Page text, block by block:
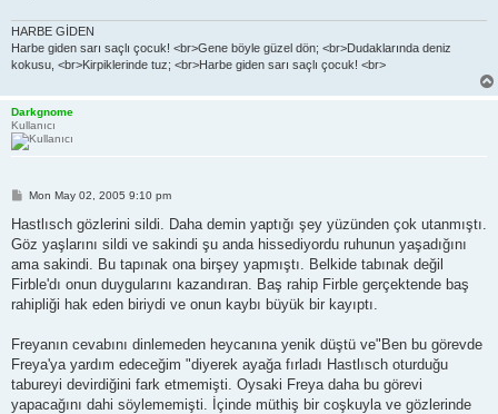
HARBE GİDEN
Harbe giden sarı saçlı çocuk! <br>Gene böyle güzel dön; <br>Dudaklarında deniz
kokusu, <br>Kirpiklerinde tuz; <br>Harbe giden sarı saçlı çocuk! <br>
Darkgnome
Kullanıcı
P
s
Mon May 02, 2005 9:10 pm
Hastlısch gözlerini sildi. Daha demin yaptığı şey yüzünden çok utanmıştı.
Göz yaşlarını sildi ve sakindi şu anda hissediyordu ruhunun yaşadığını
ama sakindi. Bu tapınak ona birşey yapmıştı. Belkide tabınak değil
Firble'dı onun duygularını kazandıran. Baş rahip Firble gerçektende baş
rahipliği hak eden biriydi ve onun kaybı büyük bir kayıptı.
Freyanın cevabını dinlemeden heycanına yenik düştü ve"Ben bu görevde
Freya'ya yardım edeceğim "diyerek ayağa fırladı Hastlısch oturduğu
tabureyi devirdiğini fark etmemişti. Oysaki Freya daha bu görevi
yapacağını dahi söylememişti. İçinde müthiş bir coşkuyla ve gözlerinde